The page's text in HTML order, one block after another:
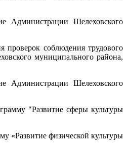
Администрации Шелеховского
проверок соблюдения трудового
муниципального района,
Администрации Шелеховского
"Развитие сферы культуры
«Развитие физической культуры